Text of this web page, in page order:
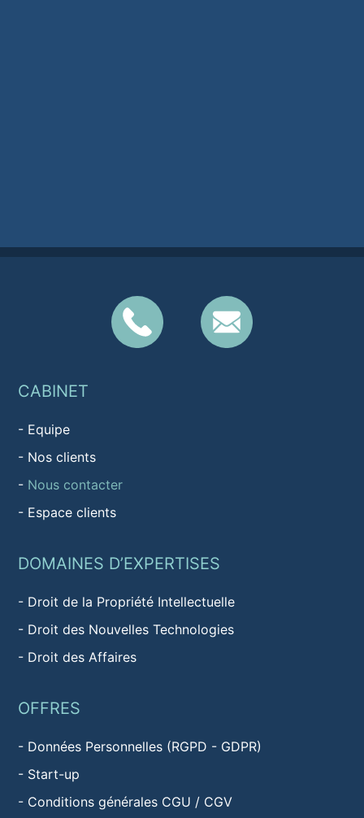
CABINET
- Equipe
- Nos clients
- Nous contacter
- Espace clients
DOMAINES D’EXPERTISES
- Droit de la Propriété Intellectuelle
- Droit des Nouvelles Technologies
- Droit des Affaires
OFFRES
- Données Personnelles (RGPD - GDPR)
- Start-up
- Conditions générales CGU / CGV